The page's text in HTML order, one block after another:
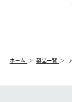
【配送業者】
佐川急便にて配送さ
む）は受け付けてお
一度お手元の商品を
ホーム 製品一覧